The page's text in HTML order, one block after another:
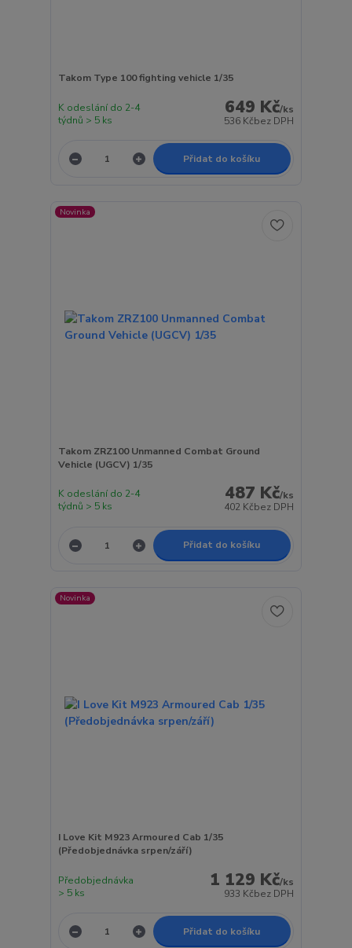
Takom Type 100 fighting vehicle 1/35
649 Kč/ks
536 Kčbez DPH
K odeslání do 2-4
týdnů > 5 ks
Přidat do košíku
Novinka
Takom ZRZ100 Unmanned Combat Ground
Vehicle (UGCV) 1/35
487 Kč/ks
402 Kčbez DPH
K odeslání do 2-4
týdnů > 5 ks
Přidat do košíku
Novinka
I Love Kit M923 Armoured Cab 1/35
(Předobjednávka srpen/září)
1 129 Kč/ks
933 Kčbez DPH
Předobjednávka
> 5 ks
Přidat do košíku